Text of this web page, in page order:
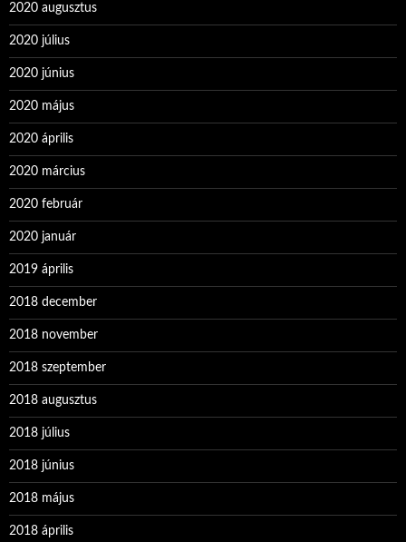
2020 augusztus
2020 július
2020 június
2020 május
2020 április
2020 március
2020 február
2020 január
2019 április
2018 december
2018 november
2018 szeptember
2018 augusztus
2018 július
2018 június
2018 május
2018 április